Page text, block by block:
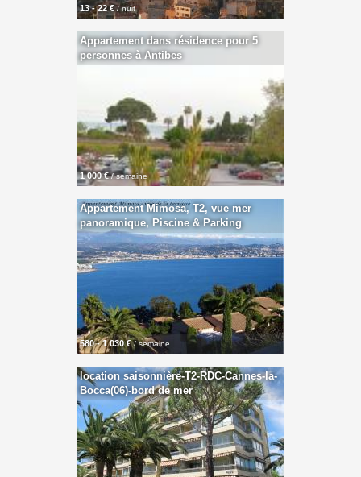
13 - 22 €/ nuit
Appartement dans résidence pour 5
personnes à Antibes
1 000 €/ semaine
Appartement Mimosa, T2, vue mer
panoramique, Piscine & Parking
580 - 1 030 €/ semaine
location saisonnière-T2-RDC-Cannes-la-
Bocca(06)-bord de mer